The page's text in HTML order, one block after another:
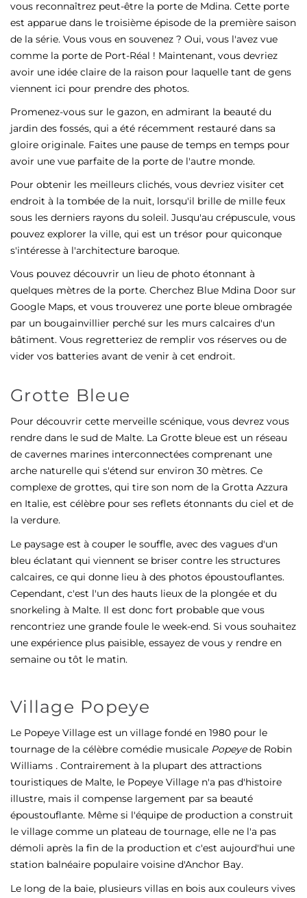
vous reconnaîtrez peut-être la porte de Mdina. Cette porte
est apparue dans le troisième épisode de la première saison
de la série. Vous vous en souvenez ? Oui, vous l'avez vue
comme la porte de Port-Réal ! Maintenant, vous devriez
avoir une idée claire de la raison pour laquelle tant de gens
viennent ici pour prendre des photos.
Promenez-vous sur le gazon, en admirant la beauté du
jardin des fossés, qui a été récemment restauré dans sa
gloire originale. Faites une pause de temps en temps pour
avoir une vue parfaite de la porte de l'autre monde.
Pour obtenir les meilleurs clichés, vous devriez visiter cet
endroit à la tombée de la nuit, lorsqu'il brille de mille feux
sous les derniers rayons du soleil. Jusqu'au crépuscule, vous
pouvez explorer la ville, qui est un trésor pour quiconque
s'intéresse à l'architecture baroque.
Vous pouvez découvrir un lieu de photo étonnant à
quelques mètres de la porte. Cherchez Blue Mdina Door sur
Google Maps, et vous trouverez une porte bleue ombragée
par un bougainvillier perché sur les murs calcaires d'un
bâtiment. Vous regretteriez de remplir vos réserves ou de
vider vos batteries avant de venir à cet endroit.
Grotte Bleue
Pour découvrir cette merveille scénique, vous devrez vous
rendre dans le sud de Malte. La Grotte bleue est un réseau
de cavernes marines interconnectées comprenant une
arche naturelle qui s'étend sur environ 30 mètres. Ce
complexe de grottes, qui tire son nom de la Grotta Azzura
en Italie, est célèbre pour ses reflets étonnants du ciel et de
la verdure.
Le paysage est à couper le souffle, avec des vagues d'un
bleu éclatant qui viennent se briser contre les structures
calcaires, ce qui donne lieu à des photos époustouflantes.
Cependant, c'est l'un des hauts lieux de la plongée et du
snorkeling à Malte. Il est donc fort probable que vous
rencontriez une grande foule le week-end. Si vous souhaitez
une expérience plus paisible, essayez de vous y rendre en
semaine ou tôt le matin.
Village Popeye
Le Popeye Village est un village fondé en 1980 pour le
tournage de la célèbre comédie musicale Popeyede Robin
Williams . Contrairement à la plupart des attractions
touristiques de Malte, le Popeye Village n'a pas d'histoire
illustre, mais il compense largement par sa beauté
époustouflante. Même si l'équipe de production a construit
le village comme un plateau de tournage, elle ne l'a pas
démoli après la fin de la production et c'est aujourd'hui une
station balnéaire populaire voisine d'Anchor Bay.
Le long de la baie, plusieurs villas en bois aux couleurs vives